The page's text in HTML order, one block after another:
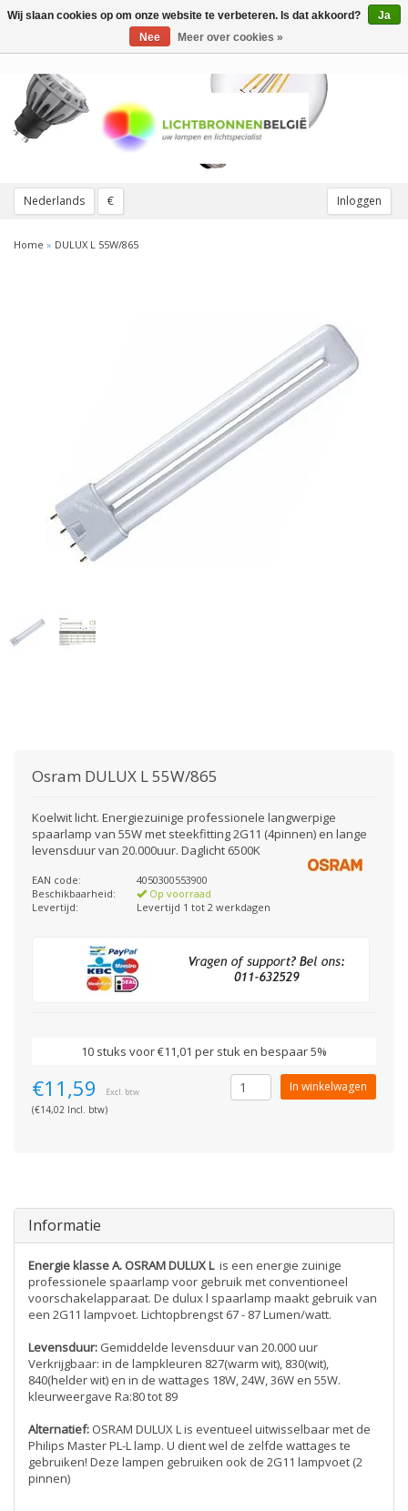
Nederlands € Inloggen
Toggle
Home » DULUX L 55W/865
Osram DULUX L 55W/865
Koelwit licht. Energiezuinige professionele langwerpige
spaarlamp van 55W met steekfitting 2G11 (4pinnen) en lange
levensduur van 20.000uur. Daglicht 6500K
EAN code:
4050300553900
Beschikbaarheid:
Op voorraad
Levertijd:
Levertijd 1 tot 2 werkdagen
10 stuks voor €11,01 per stuk en bespaar 5%
€11,59 Excl. btw
(€14,02 Incl. btw)
In winkelwagen
Informatie
Energie klasse A. OSRAM DULUX L is een energie zuinige
professionele spaarlamp voor gebruik met conventioneel
voorschakelapparaat. De dulux l spaarlamp maakt gebruik van
een 2G11 lampvoet. Lichtopbrengst 67 - 87 Lumen/watt.
Levensduur: Gemiddelde levensduur van 20.000 uur
Verkrijgbaar: in de lampkleuren 827(warm wit), 830(wit),
840(helder wit) en in de wattages 18W, 24W, 36W en 55W.
kleurweergave Ra:80 tot 89
Alternatief: OSRAM DULUX L is eventueel uitwisselbaar met de
Philips Master PL-L lamp. U dient wel de zelfde wattages te
gebruiken! Deze lampen gebruiken ook de 2G11 lampvoet (2
pinnen)
Wij slaan cookies op om onze website te verbeteren. Is dat akkoord?
Ja
Nee
Meer over cookies »